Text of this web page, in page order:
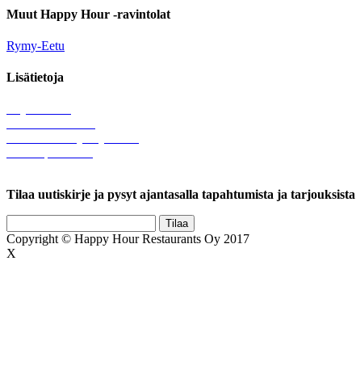
Muut Happy Hour -ravintolat
Rymy-Eetu
Lisätietoja
Tilaa uutiskirje ja pysyt ajantasalla tapahtumista ja tarjouksista
Copyright © Happy Hour Restaurants Oy 2017
X